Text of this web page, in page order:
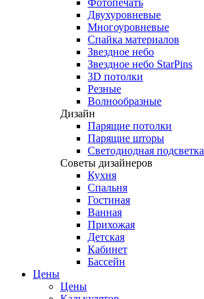
Фотопечать
Двухуровневые
Многоуровневые
Спайка материалов
Звездное небо
Звездное небо StarPins
3D потолки
Резные
Волнообразные
Дизайн
Парящие потолки
Парящие шторы
Светодиодная подсветка
Советы дизайнеров
Кухня
Спальня
Гостиная
Ванная
Прихожая
Детская
Кабинет
Бассейн
Цены
Цены